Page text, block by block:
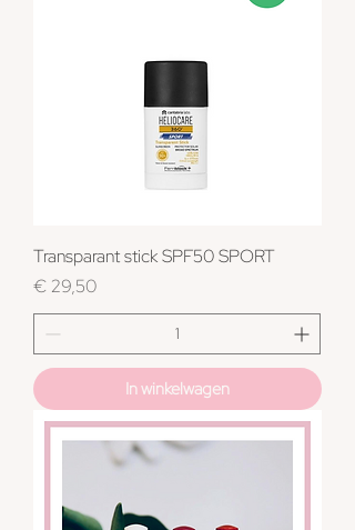
Transparant stick SPF50 SPORT
Prijs
€ 29,50
In winkelwagen